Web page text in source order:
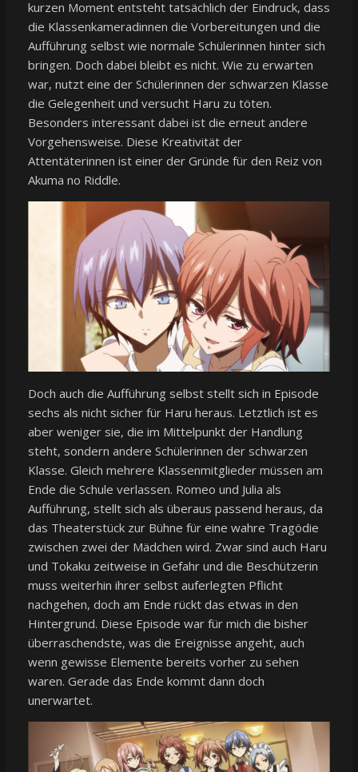
kurzen Moment entsteht tatsächlich der Eindruck, dass
die Klassenkameradinnen die Vorbereitungen und die
Aufführung selbst wie normale Schülerinnen hinter sich
bringen. Doch dabei bleibt es nicht. Wie zu erwarten
war, nutzt eine der Schülerinnen der schwarzen Klasse
die Gelegenheit und versucht Haru zu töten.
Besonders interessant dabei ist die erneut andere
Vorgehensweise. Diese Kreativität der
Attentäterinnen ist einer der Gründe für den Reiz von
Akuma no Riddle.
Doch auch die Aufführung selbst stellt sich in Episode
sechs als nicht sicher für Haru heraus. Letztlich ist es
aber weniger sie, die im Mittelpunkt der Handlung
steht, sondern andere Schülerinnen der schwarzen
Klasse. Gleich mehrere Klassenmitglieder müssen am
Ende die Schule verlassen. Romeo und Julia als
Aufführung, stellt sich als überaus passend heraus, da
das Theaterstück zur Bühne für eine wahre Tragödie
zwischen zwei der Mädchen wird. Zwar sind auch Haru
und Tokaku zeitweise in Gefahr und die Beschützerin
muss weiterhin ihrer selbst auferlegten Pflicht
nachgehen, doch am Ende rückt das etwas in den
Hintergrund. Diese Episode war für mich die bisher
überraschendste, was die Ereignisse angeht, auch
wenn gewisse Elemente bereits vorher zu sehen
waren. Gerade das Ende kommt dann doch
unerwartet.